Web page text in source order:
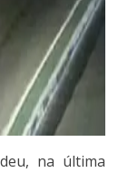
na última